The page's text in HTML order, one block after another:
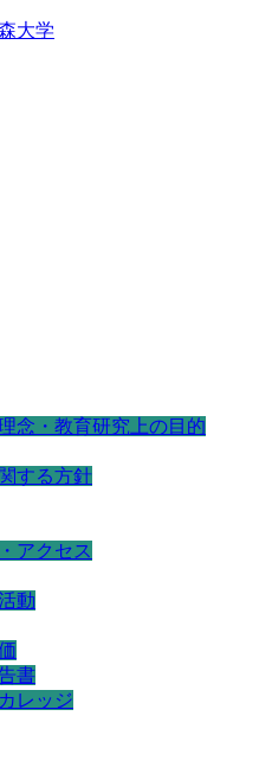
念・教育研究上の目的
する方針
アクセス
動
書
レッジ